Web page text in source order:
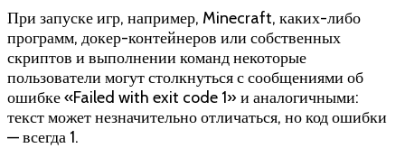
При запуске игр, например, Minecraft, каких-либо
программ, докер-контейнеров или собственных
скриптов и выполнении команд некоторые
пользователи могут столкнуться с сообщениями об
ошибке «Failed with exit code 1» и аналогичными:
текст может незначительно отличаться, но код ошибки
— всегда 1.